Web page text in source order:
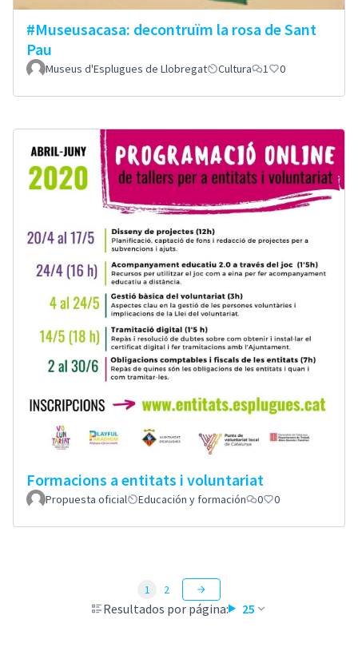
#Museusacasa: decontruïm la rosa de Sant
Pau
Museus d'Esplugues de Llobregat Cultura 1 0
Formacions a entitats i voluntariat
Propuesta oficial Educación y formación 0 0
Resultados por página: 25
1 2